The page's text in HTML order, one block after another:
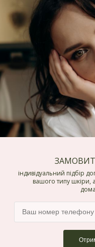
індивідуальний підбір
вашого типу шкіри,